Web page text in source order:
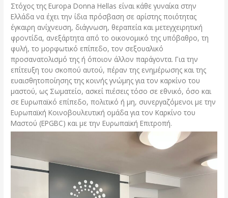
Στόχος της Europa Donna Hellas είναι κάθε γυναίκα στην
Ελλάδα να έχει την ίδια πρόσβαση σε αρίστης ποιότητας
έγκαιρη ανίχνευση, διάγνωση, θεραπεία και μετεγχειρητική
φροντίδα, ανεξάρτητα από το οικονομικό της υπόβαθρο, τη
φυλή, το μορφωτικό επίπεδο, τον σεξουαλικό
προσανατολισμό της ή όποιον άλλον παράγοντα. Για την
επίτευξη του σκοπού αυτού, πέραν της ενημέρωσης και της
ευαισθητοποίησης της κοινής γνώμης για τον καρκίνο του
μαστού, ως Σωματείο, ασκεί πιέσεις τόσο σε εθνικό, όσο και
σε Ευρωπαϊκό επίπεδο, πολιτικό ή μη, συνεργαζόμενοι με την
Ευρωπαϊκή Κοινοβουλευτική ομάδα για τον Καρκίνο του
Μαστού (EPGBC) και με την Ευρωπαϊκή Επιτροπή.